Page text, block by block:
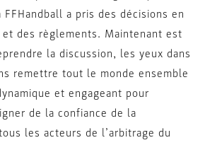
a pris des décisions en
des règlements. Maintenant est
la discussion, les yeux dans
remettre tout le monde ensemble
et engageant pour
de la confiance de la
les acteurs de l’arbitrage du